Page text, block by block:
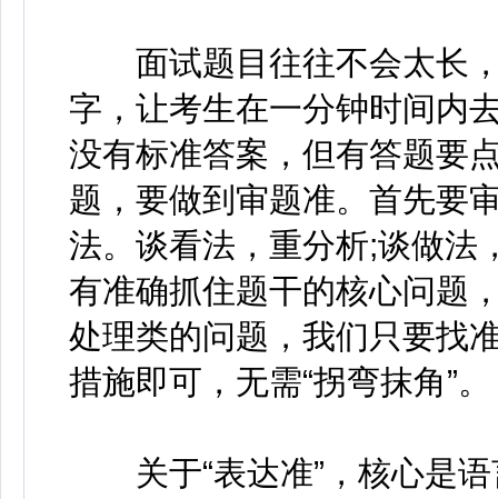
面试题目往往不会太长，
字，让考生在一分钟时间内
没有标准答案，但有答题要
题，要做到审题准。首先要
法。谈看法，重分析;谈做法
有准确抓住题干的核心问题
处理类的问题，我们只要找
措施即可，无需“拐弯抹角”。
关于“表达准”，核心是语